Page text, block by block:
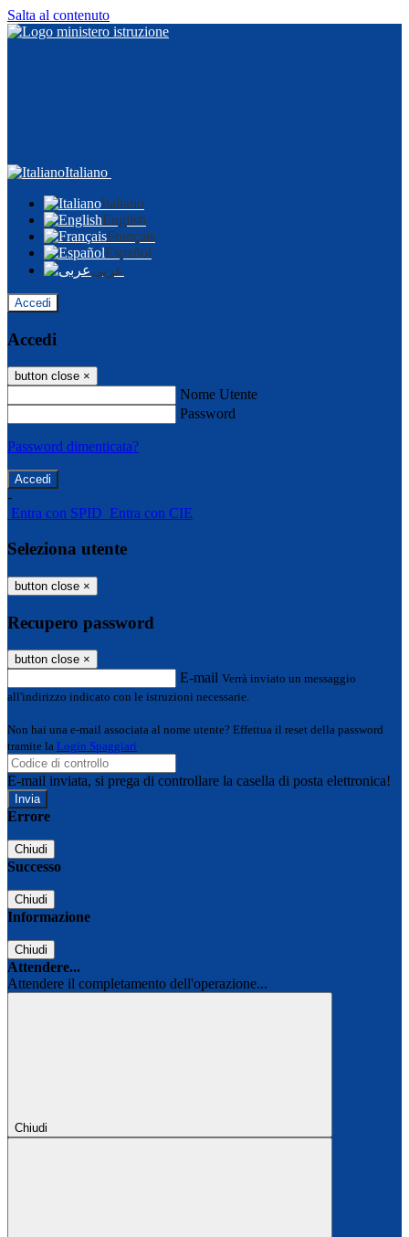
Salta al contenuto
Italiano
Italiano
English
Français
Español
عربى
Accedi
Accedi
button close ×
Nome Utente
Password
Password dimenticata?
-
Entra con SPID Entra con CIE
Seleziona utente
button close ×
Recupero password
button close ×
E-mail Verrà inviato un messaggio
all'indirizzo indicato con le istruzioni necessarie.
Non hai una e-mail associata al nome utente? Effettua il reset della password
tramite la Login Spaggiari
E-mail inviata, si prega di controllare la casella di posta elettronica!
Errore
Chiudi
Successo
Chiudi
Informazione
Chiudi
Attendere...
Attendere il completamento dell'operazione...
Chiudi